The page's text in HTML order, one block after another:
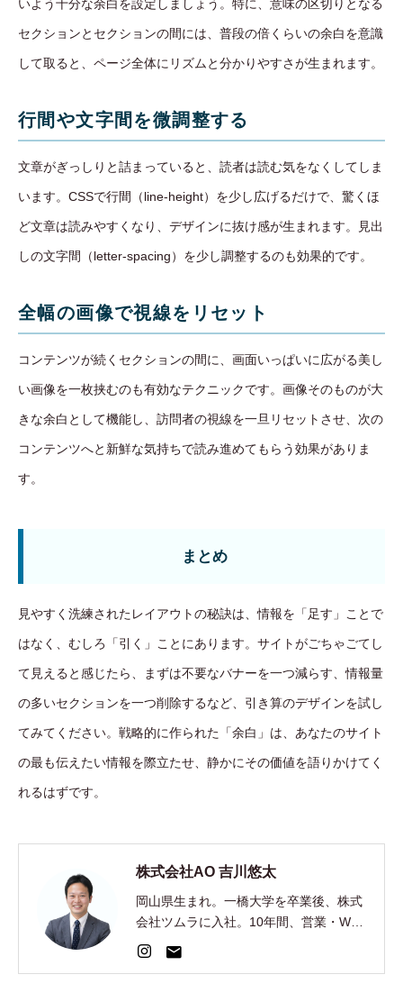
いよう十分な余白を設定しましょう。特に、意味の区切りとなる
セクションとセクションの間には、普段の倍くらいの余白を意識
して取ると、ページ全体にリズムと分かりやすさが生まれます。
行間や文字間を微調整する
文章がぎっしりと詰まっていると、読者は読む気をなくしてしま
います。CSSで行間（line-height）を少し広げるだけで、驚くほ
ど文章は読みやすくなり、デザインに抜け感が生まれます。見出
しの文字間（letter-spacing）を少し調整するのも効果的です。
全幅の画像で視線をリセット
コンテンツが続くセクションの間に、画面いっぱいに広がる美し
い画像を一枚挟むのも有効なテクニックです。画像そのものが大
きな余白として機能し、訪問者の視線を一旦リセットさせ、次の
コンテンツへと新鮮な気持ちで読み進めてもらう効果がありま
す。
まとめ
見やすく洗練されたレイアウトの秘訣は、情報を「足す」ことで
はなく、むしろ「引く」ことにあります。サイトがごちゃごてし
て見えると感じたら、まずは不要なバナーを一つ減らす、情報量
の多いセクションを一つ削除するなど、引き算のデザインを試し
てみてください。戦略的に作られた「余白」は、あなたのサイト
の最も伝えたい情報を際立たせ、静かにその価値を語りかけてく
れるはずです。
株式会社AO 吉川悠太
岡山県生まれ。一橋大学を卒業後、株式
会社ツムラに入社。10年間、営業・Web
集客・AI開発を経験。2024年、EC制
作・集客の株式会社AOを創業。